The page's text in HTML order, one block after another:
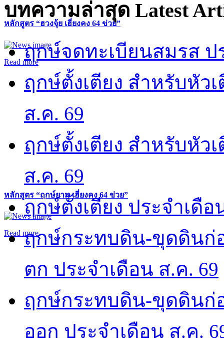
หลักสูตร “ฮวงจุ้ย เฮี่ยงคง 64 ข่วย”
Read more
หลักสูตร “ฤกษ์ยาม เฮี่ยงคง 64 ข่วย”
Read more
บทความล่าสุด Latest
ฤกษ์จดทะเบียนสมรส ป
ฤกษ์ตั้งเตียง สำหรับหัว
ส.ค. 69
ฤกษ์ตั้งเตียง สำหรับหัว
ส.ค. 69
ฤกษ์ตั้งเตียง ประจำเดือ
ฤกษ์กระทบดิน-ขุดดินก่
ตก ประจำเดือน ส.ค. 69
ฤกษ์กระทบดิน-ขุดดินก่
ออก ประจำเดือน ส.ค.